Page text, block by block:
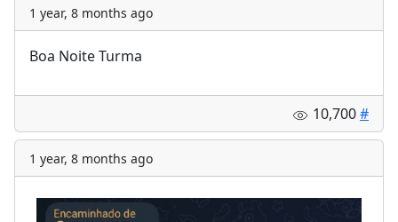
1 year, 8 months ago
Boa Noite Turma
10,700#
1 year, 8 months ago